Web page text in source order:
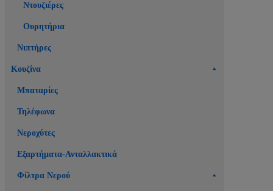
Ντουζιέρες
Ουρητήρια
Νιπτήρες
Κουζίνα
Μπαταρίες
Τηλέφωνα
Νεροχύτες
Εξαρτήματα-Ανταλλακτικά
Φίλτρα Νερού